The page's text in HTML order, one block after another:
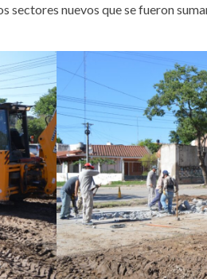
nuevos que se fueron